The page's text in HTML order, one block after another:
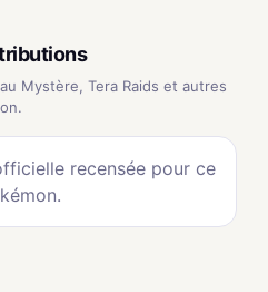
Mystère, Tera Raids et autres
recensée pour ce